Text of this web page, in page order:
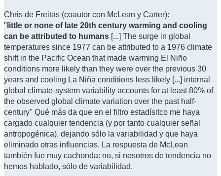
Chris de Freitas (coautor con McLean y Carter):
" little or none of late 20th century warming and cooling
can be attributed to humans [...] The surge in global
temperatures since 1977 can be attributed to a 1976 climate
shift in the Pacific Ocean that made warming El Niño
conditions more likely than they were over the previous 30
years and cooling La Niña conditions less likely [...] internal
global climate-system variability accounts for at least 80% of
the observed global climate variation over the past half-
century" Qué más da que en el filtro estadísitco me haya
cargado cualquier tendencia (y por tanto cualquier señal
antropogénica), dejando sólo la variabilidad y que haya
eliminado otras influencias. La respuesta de McLean
también fue muy cachonda: no, si nosotros de tendencia no
hemos hablado, sólo de variabilidad.